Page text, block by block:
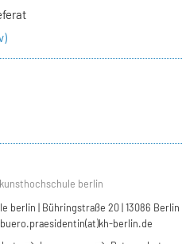
berlin
berlin | Bühringstraße 20 | 13086 Berlin
buero.praesidentin(at)kh-berlin.de